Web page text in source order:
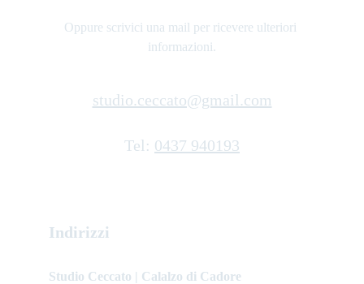
Tel: 0437 940193
Oppure scrivici una mail per ricevere ulteriori
informazioni.
studio.ceccato@gmail.com
Indirizzi
Studio Ceccato | Calalzo di Cadore